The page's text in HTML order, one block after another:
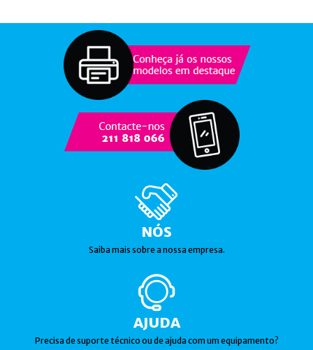
NÓS
Saiba mais sobre a nossa empresa.
AJUDA
Precisa de suporte técnico ou de ajuda com um equipamento?